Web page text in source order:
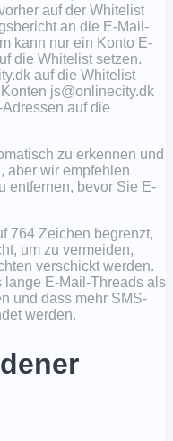
auf der Whitelist
an die E-Mail-
kann nur ein Konto E-
die Whitelist setzen.
auf die Whitelist
js@onlinecity.dk
auf die
zu erkennen und
aber wir empfehlen
entfernen, bevor Sie E-
764 Zeichen begrenzt,
um zu vermeiden,
verschickt werden.
lange E-Mail-Threads als
und dass mehr SMS-
werden.